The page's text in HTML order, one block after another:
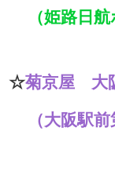
（姫路日航
☆菊京屋 大
（大阪駅前